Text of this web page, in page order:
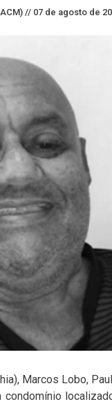
// 07 de agosto de
Marcos Lobo,